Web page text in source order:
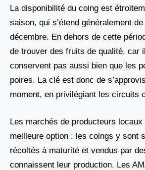
La disponibilité du coing est
saison, qui s’étend généralement
décembre. En dehors de cette
de trouver des fruits de qualité, car
conservent pas aussi bien que les
poires. La clé est donc de
moment, en privilégiant les circuits
Les marchés de producteurs
meilleure option : les coings y sont
récoltés à maturité et vendus par
connaissent leur production. Les